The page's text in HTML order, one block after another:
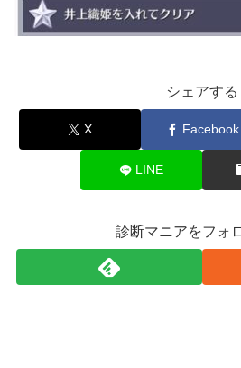
シェアする
X Facebook
LINE
診断マニアをフォ